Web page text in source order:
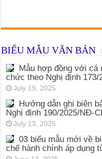
BIỂU MẪU VĂN BẢN
Mẫu hợp đồng với cá
chức theo Nghị định 173/
July 19, 2025
Hướng dẫn ghi biên
Nghị định 190/2025/NĐ-
July 13, 2025
03 biểu mẫu mới về
chế hành chính áp dụng